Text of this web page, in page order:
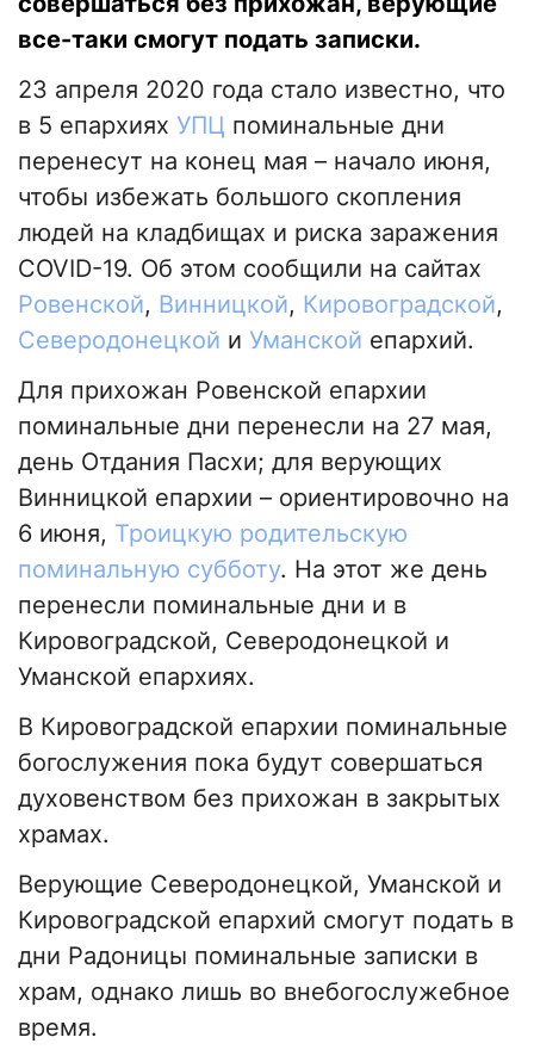
все-таки смогут подать записки.
23 апреля 2020 года стало известно, что
в 5 епархиях УПЦ поминальные дни
перенесут на конец мая – начало июня,
чтобы избежать большого скопления
людей на кладбищах и риска заражения
COVID-19. Об этом сообщили на сайтах
Ровенской, Винницкой, Кировоградской,
Северодонецкой и Уманской епархий.
Для прихожан Ровенской епархии
поминальные дни перенесли на 27 мая,
день Отдания Пасхи; для верующих
Винницкой епархии – ориентировочно на
6 июня, Троицкую родительскую
поминальную субботу. На этот же день
перенесли поминальные дни и в
Кировоградской, Северодонецкой и
Уманской епархиях.
В Кировоградской епархии поминальные
богослужения пока будут совершаться
духовенством без прихожан в закрытых
храмах.
Верующие Северодонецкой, Уманской и
Кировоградской епархий смогут подать в
дни Радоницы поминальные записки в
храм, однако лишь во внебогослужебное
время.